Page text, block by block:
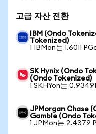
고급 자산 전환
IBM (Ondo
Tokenized)
1 IBMon는 1.6011
SK Hynix (Ondo
(Ondo Tokenized)
1 SKHYon는
JPMorgan Chase
Gamble (Ondo
1 JPMon는 2.4379